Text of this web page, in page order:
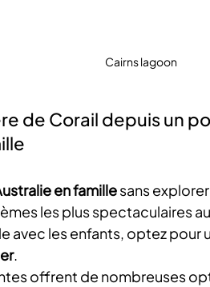
Cairns lagoon
de Corail depuis un
en famille sans
les plus spectaculaires
avec les enfants, optez pour
.
offrent de nombreuses